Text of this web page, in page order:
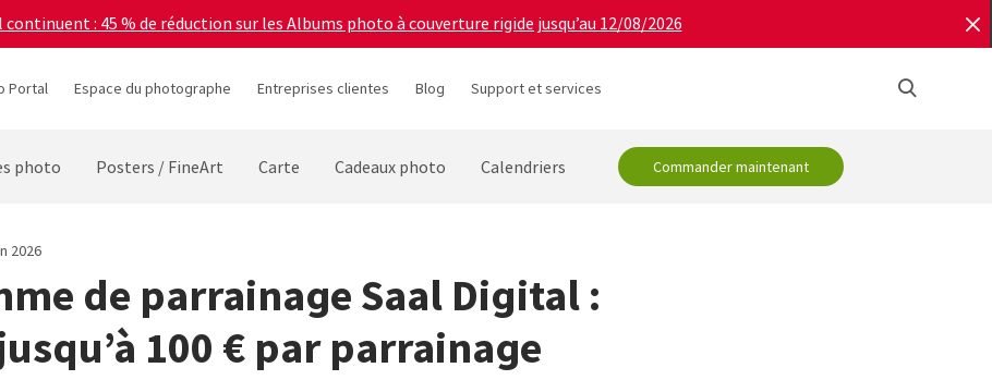
continuent : 45 % de réduction sur les Albums photo à couverture rigide jusqu’au 12/08/2026
Portal Espace du photographe Entreprises clientes Blog Support et services
photo Posters / FineArt Carte Cadeaux photo Calendriers Commander maintenant
2026
de parrainage Saal Digital :
100 € par parrainage